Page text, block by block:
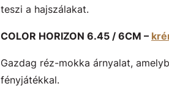
teszi a hajszálakat.
COLOR HORIZON 6.45 / 6CM –
Gazdag réz-mokka árnyalat,
fényjátékkal.